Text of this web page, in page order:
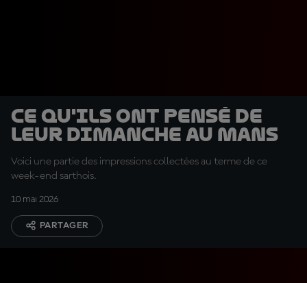
Ce qu'ils ont pensé de
leur dimanche au Mans
Voici une partie des impressions collectées au terme de ce
week-end sarthois.
10 mai 2026
PARTAGER